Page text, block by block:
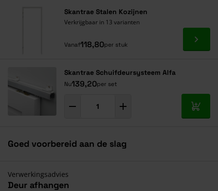
Skantrae Stalen Kozijnen
Verkrijgbaar in 13 varianten
Vanaf118,80per stuk Ga
Skantrae Schuifdeursysteem Alfa
Nu139,20per set
In
Goed voorbereid aan de slag
Verwerkingsadvies
Deur afhangen